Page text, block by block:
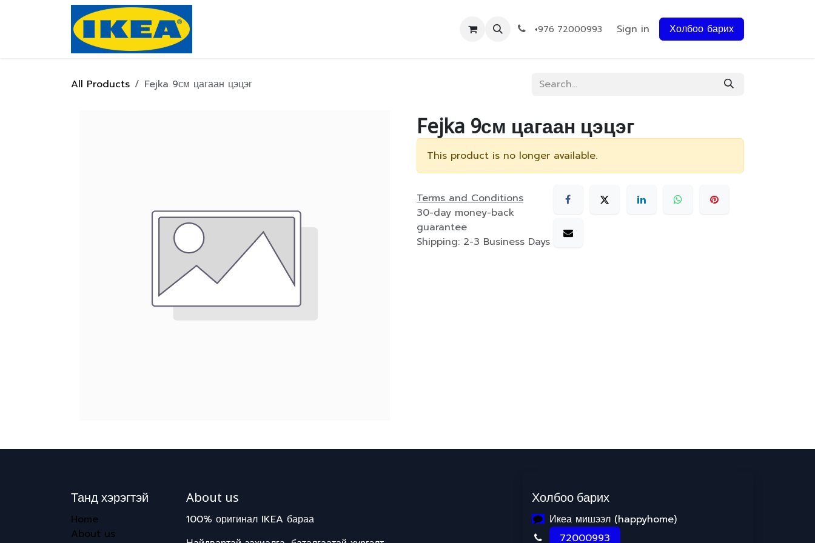
Skip to Content
+976 72000993 Sign in Холбоо барих
All Products Fejka 9см цагаан цэцэг
Fejka 9см цагаан цэцэг
This product is no longer available.
Terms and Conditions
30-day money-back
guarantee
Shipping: 2-3 Business Days
Танд хэрэгтэй
Home
About us
About us
100% оригинал IKEA бараа
Холбоо барих
Икеа мишээл (happyhome)
72000993